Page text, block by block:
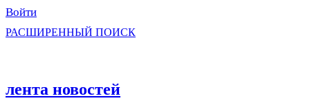
Войти
РАСШИРЕННЫЙ ПОИСК
лента новостей